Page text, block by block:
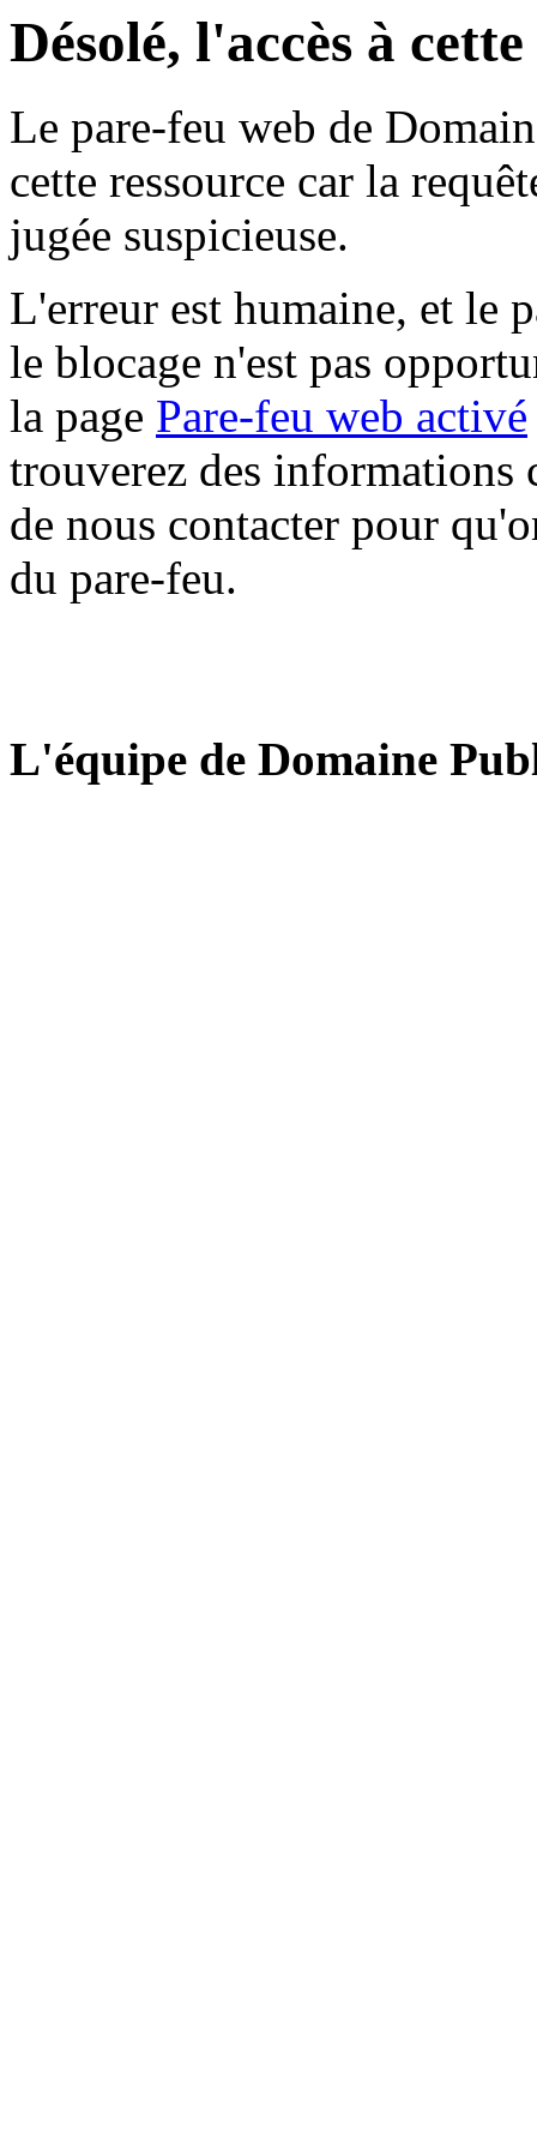
Désolé, l'accès à
Le pare-feu web de
cette ressource car la
jugée suspicieuse.
L'erreur est humaine, et le
le blocage n'est pas
la page Pare-feu web activé
trouverez des informations
de nous contacter pour
du pare-feu.
L'équipe de Domaine